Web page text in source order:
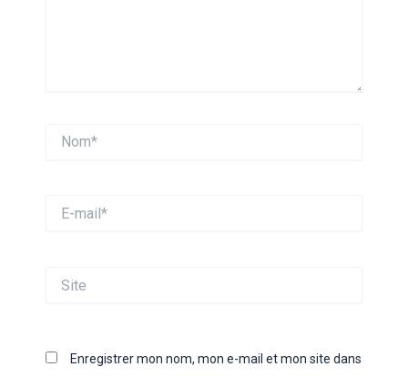
mail*
Enregistrer mon nom, mon e-mail et mon site dans